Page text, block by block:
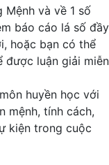
Mệnh và về 1 số
báo cáo lá số đầy
hoặc bạn có thể
được luận giải miễn
huyền học với
mệnh, tính cách,
kiện trong cuộc